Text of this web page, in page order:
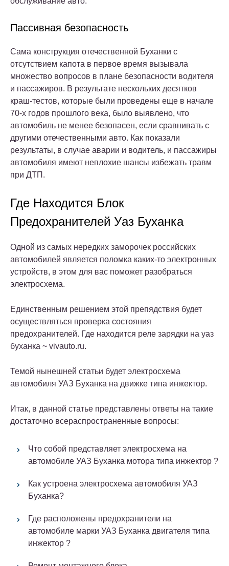
Пассивная безопасность
Сама конструкция отечественной Буханки с
отсутствием капота в первое время вызывала
множество вопросов в плане безопасности водителя
и пассажиров. В результате нескольких десятков
краш-тестов, которые были проведены еще в начале
70-х годов прошлого века, было выявлено, что
автомобиль не менее безопасен, если сравнивать с
другими отечественными авто. Как показали
результаты, в случае аварии и водитель, и пассажиры
автомобиля имеют неплохие шансы избежать травм
при ДТП.
Где Находится Блок
Предохранителей Уаз Буханка
Одной из самых нередких заморочек российских
автомобилей является поломка каких-то электронных
устройств, в этом для вас поможет разобраться
электросхема.
Единственным решением этой препядствия будет
осуществляться проверка состояния
предохранителей. Где находится реле зарядки на уаз
буханка ~ vivauto.ru.
Темой нынешней статьи будет электросхема
автомобиля УАЗ Буханка на движке типа инжектор.
Итак, в данной статье представлены ответы на такие
достаточно всераспространенные вопросы:
Что собой представляет электросхема на
автомобиле УАЗ Буханка мотора типа инжектор ?
Как устроена электросхема автомобиля УАЗ
Буханка?
Где расположены предохранители на
автомобиле марки УАЗ Буханка двигателя типа
инжектор ?